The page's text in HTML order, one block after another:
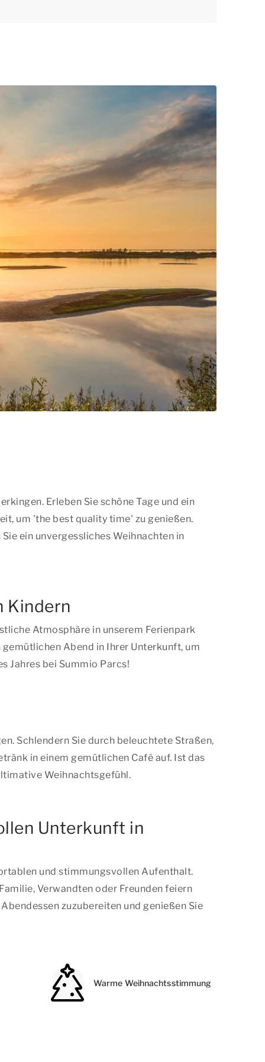
Erleben Sie schöne Tage und ein
um 'the best quality time' zu genießen.
ein unvergessliches Weihnachten in
Kindern
Atmosphäre in unserem Ferienpark
Abend in Ihrer Unterkunft, um
Jahres bei Summio Parcs!
Schlendern Sie durch beleuchtete Straßen,
in einem gemütlichen Café auf. Ist das
Weihnachtsgefühl.
Unterkunft in
und stimmungsvollen Aufenthalt.
Verwandten oder Freunden feiern
zuzubereiten und genießen Sie
Warme Weihnachtsstimmung